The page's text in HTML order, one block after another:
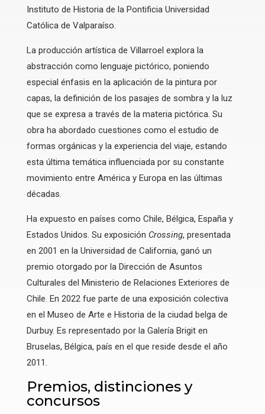
Instituto de Historia de la Pontificia Universidad
Católica de Valparaíso.
La producción artística de Villarroel explora la
abstracción como lenguaje pictórico, poniendo
especial énfasis en la aplicación de la pintura por
capas, la definición de los pasajes de sombra y la luz
que se expresa a través de la materia pictórica. Su
obra ha abordado cuestiones como el estudio de
formas orgánicas y la experiencia del viaje, estando
esta última temática influenciada por su constante
movimiento entre América y Europa en las últimas
décadas.
Ha expuesto en países como Chile, Bélgica, España y
Estados Unidos. Su exposición Crossing, presentada
en 2001 en la Universidad de California, ganó un
premio otorgado por la Dirección de Asuntos
Culturales del Ministerio de Relaciones Exteriores de
Chile. En 2022 fue parte de una exposición colectiva
en el Museo de Arte e Historia de la ciudad belga de
Durbuy. Es representado por la Galería Brigit en
Bruselas, Bélgica, país en el que reside desde el año
2011.
Premios, distinciones y
concursos